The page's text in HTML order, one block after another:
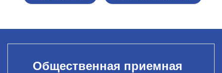
Общественная приемная